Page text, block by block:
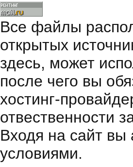
Все файлы
открытых
здесь, может
после чего вы
хостинг-
отвественности
Входя на сайт вы
условиями.